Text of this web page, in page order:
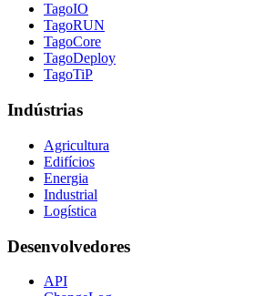
TagoIO
TagoRUN
TagoCore
TagoDeploy
TagoTiP
Indústrias
Agricultura
Edifícios
Energia
Industrial
Logística
Desenvolvedores
API